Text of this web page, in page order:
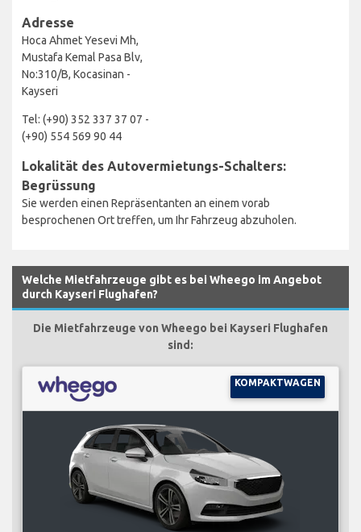
Adresse
Hoca Ahmet Yesevi Mh,
Mustafa Kemal Pasa Blv,
No:310/B, Kocasinan -
Kayseri
Tel: (+90) 352 337 37 07 -
(+90) 554 569 90 44
Lokalität des Autovermietungs-Schalters:
Begrüssung
Sie werden einen Repräsentanten an einem vorab
besprochenen Ort treffen, um Ihr Fahrzeug abzuholen.
Welche Mietfahrzeuge gibt es bei Wheego im Angebot
durch Kayseri Flughafen?
Die Mietfahrzeuge von Wheego bei Kayseri Flughafen
sind:
KOMPAKTWAGEN